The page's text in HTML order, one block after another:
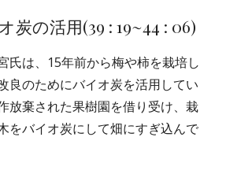
炭の活用(39 : 19~44 : 06)
氏は、15年前から梅や柿を栽培し
良のためにバイオ炭を活用してい
放棄された果樹園を借り受け、栽
をバイオ炭にして畑にすぎ込んで